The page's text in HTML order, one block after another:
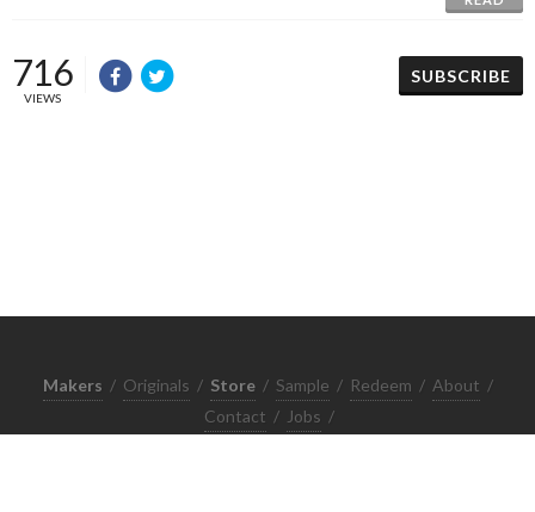
716
VIEWS
SUBSCRIBE
Makers / Originals / Store / Sample / Redeem / About /
Contact / Jobs /